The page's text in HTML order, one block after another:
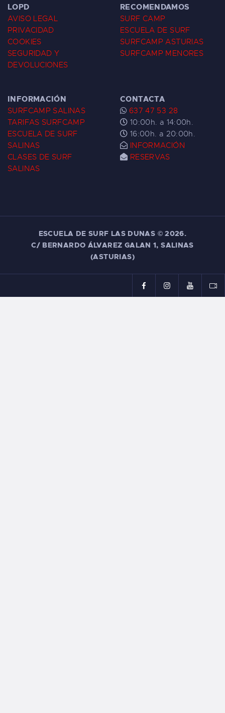
LOPD
AVISO LEGAL
PRIVACIDAD
COOKIES
SEGURIDAD Y
DEVOLUCIONES
RECOMENDAMOS
SURF CAMP
ESCUELA DE SURF
SURFCAMP ASTURIAS
SURFCAMP MENORES
INFORMACIÓN
SURFCAMP SALINAS
TARIFAS SURFCAMP
ESCUELA DE SURF
SALINAS
CLASES DE SURF
SALINAS
CONTACTA
637 47 53 28
10:00h. a 14:00h.
16:00h. a 20:00h.
INFORMACIÓN
RESERVAS
ESCUELA DE SURF LAS DUNAS ©2026.
C/ BERNARDO ÁLVAREZ GALAN 1, SALINAS
(ASTURIAS)